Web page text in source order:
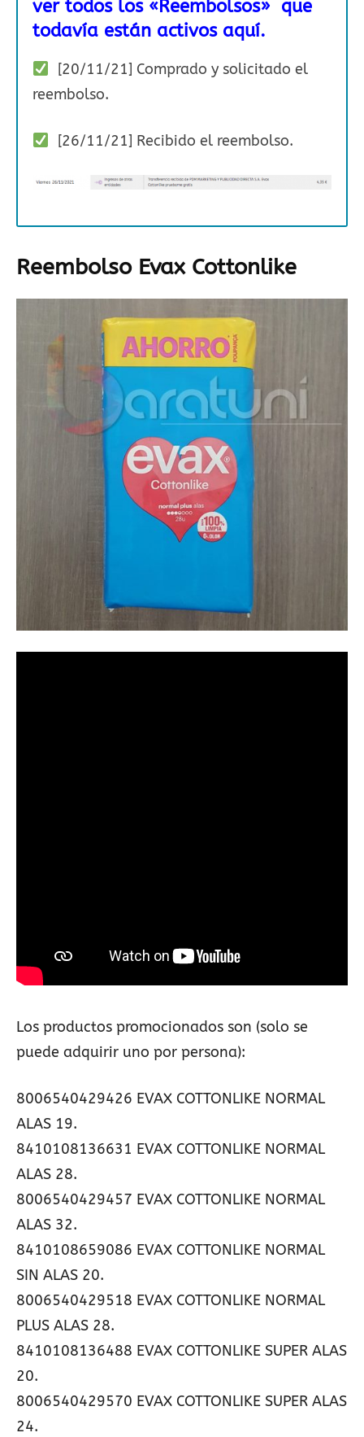
ver todos los «Reembolsos» que
todavía están activos aquí.
[20/11/21] Comprado y solicitado el
reembolso.
[26/11/21] Recibido el reembolso.
Reembolso Evax Cottonlike
Los productos promocionados son (solo se
puede adquirir uno por persona):
8006540429426 EVAX COTTONLIKE NORMAL
ALAS 19.
8410108136631 EVAX COTTONLIKE NORMAL
ALAS 28.
8006540429457 EVAX COTTONLIKE NORMAL
ALAS 32.
8410108659086 EVAX COTTONLIKE NORMAL
SIN ALAS 20.
8006540429518 EVAX COTTONLIKE NORMAL
PLUS ALAS 28.
8410108136488 EVAX COTTONLIKE SUPER ALAS
20.
8006540429570 EVAX COTTONLIKE SUPER ALAS
24.